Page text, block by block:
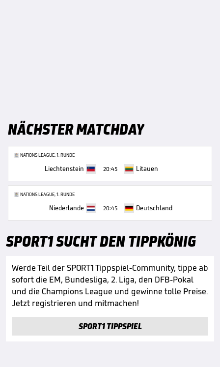
NÄCHSTER MATCHDAY
NATIONS LEAGUE, 1. RUNDE
Liechtenstein 20:45 Litauen
NATIONS LEAGUE, 1. RUNDE
Niederlande 20:45 Deutschland
SPORT1 SUCHT DEN TIPPKÖNIG
Werde Teil der SPORT1 Tippspiel-Community, tippe ab
sofort die EM, Bundesliga, 2. Liga, den DFB-Pokal
und die Champions League und gewinne tolle Preise.
Jetzt registrieren und mitmachen!
SPORT1 TIPPSPIEL